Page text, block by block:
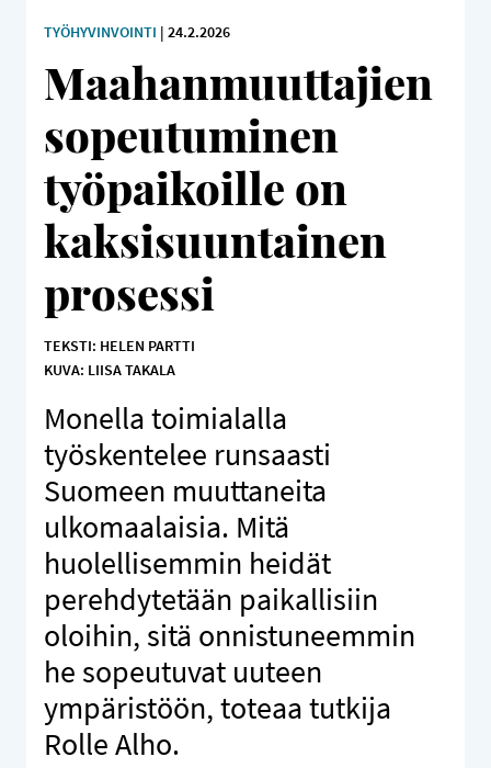
TYÖHYVINVOINTI | 24.2.2026
Maahanmuuttajien
sopeutuminen
työpaikoille on
kaksisuuntainen
prosessi
TEKSTI: HELEN PARTTI
KUVA: LIISA TAKALA
Monella toimialalla
työskentelee runsaasti
Suomeen muuttaneita
ulkomaalaisia. Mitä
huolellisemmin heidät
perehdytetään paikallisiin
oloihin, sitä onnistuneemmin
he sopeutuvat uuteen
ympäristöön, toteaa tutkija
Rolle Alho.